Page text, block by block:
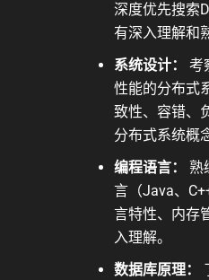
深度优先搜索
有深入理解和
系统设计：
考
性能的分布式
致性、容错、
分布式系统概
编程语言：
熟
言（Java、
言特性、内存
入理解。
数据库原理：